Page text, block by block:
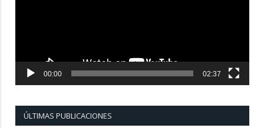
00:00 02:37
ÚLTIMAS PUBLICACIONES